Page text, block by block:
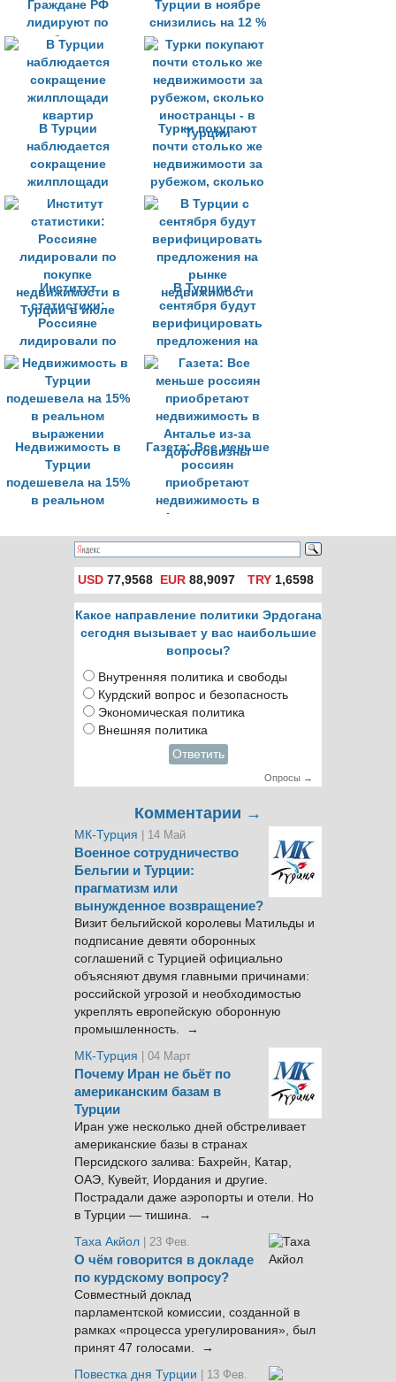
Граждане РФ
лидируют по
приобретению
жилья в Турции
Турции в ноябре
снизились на 12 %
в реальном
выражении
В Турции
наблюдается
сокращение
жилплощади
квартир
Турки покупают
почти столько же
недвижимости за
рубежом, сколько
иностранцы - в
Турции
Институт
статистики:
Россияне
лидировали по
покупке
недвижимости в
Турции в июле
В Турции с
сентября будут
верифицировать
предложения на
рынке
недвижимости
Недвижимость в
Турции
подешевела на 15%
в реальном
Газета: Все меньше
россиян
приобретают
недвижимость в
Анталье из-за
дороговизны
USD 77,9568 EUR 88,9097 TRY1,6598
Какое направление политики Эрдогана
сегодня вызывает у вас наибольшие
вопросы?
Внутренняя политика и свободы
Курдский вопрос и безопасность
Экономическая политика
Внешняя политика
Ответить
Опросы →
Комментарии →
МК-Турция | 14 Май
Военное сотрудничество
Бельгии и Турции:
прагматизм или
вынужденное возвращение?
Визит бельгийской королевы Матильды и
подписание девяти оборонных
соглашений с Турцией официально
объясняют двумя главными причинами:
российской угрозой и необходимостью
укреплять европейскую оборонную
промышленность. →
МК-Турция
| 04 Март
Почему Иран не бьёт по
американским базам в
Турции
Иран уже несколько дней обстреливает
американские базы в странах
Персидского залива: Бахрейн, Катар,
ОАЭ, Кувейт, Иордания и другие.
Пострадали даже аэропорты и отели. Но
в Турции — тишина. →
Таха Акйол | 23 Фев.
О чём говорится в докладе
по курдскому вопросу?
Совместный доклад
парламентской комиссии, созданной в
рамках «процесса урегулирования», был
принят 47 голосами. →
Повестка дня Турции
| 13 Фев.